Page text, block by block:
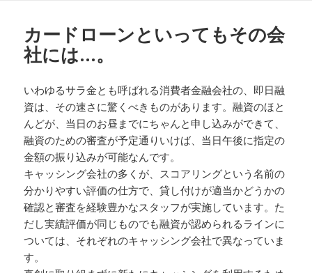
カードローンといってもその会
社には…。
いわゆるサラ金とも呼ばれる消費者金融会社の、即日融
資は、その速さに驚くべきものがあります。融資のほと
んどが、当日のお昼までにちゃんと申し込みができて、
融資のための審査が予定通りいけば、当日午後に指定の
金額の振り込みが可能なんです。
キャッシング会社の多くが、スコアリングという名前の
分かりやすい評価の仕方で、貸し付けが適当かどうかの
確認と審査を経験豊かなスタッフが実施しています。た
だし実績評価が同じものでも融資が認められるラインに
ついては、それぞれのキャッシング会社で異なっていま
す。